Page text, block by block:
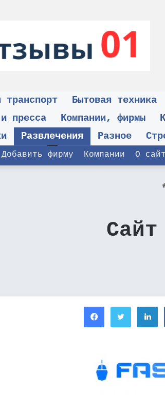
транспорт Бытовая техника
пресса
Компании, фирмы
Развлечения Разное
Добавить фирму Компании О
FacebookTwitter